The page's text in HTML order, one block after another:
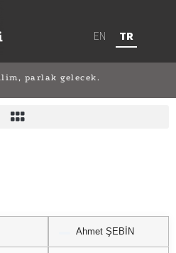
EN TR
parlak gelecek.
Ahmet ŞEBİN